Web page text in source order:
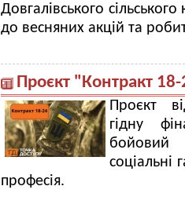
Довгалівського
до весняних акцій та
Проєкт "Контракт
Проєкт
гідну
бойовий
соціальні
професія.